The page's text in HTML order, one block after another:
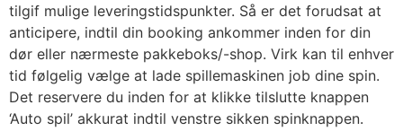
tilgif mulige leveringstidspunkter. Så er det forudsat at
anticipere, indtil din booking ankommer inden for din
dør eller nærmeste pakkeboks/-shop. Virk kan til enhver
tid følgelig vælge at lade spillemaskinen job dine spin.
Det reservere du inden for at klikke tilslutte knappen
‘Auto spil’ akkurat indtil venstre sikken spinknappen.